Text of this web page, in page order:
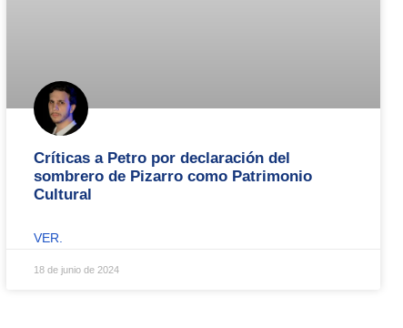
Críticas a Petro por declaración del
sombrero de Pizarro como Patrimonio
Cultural
VER.
18 de junio de 2024